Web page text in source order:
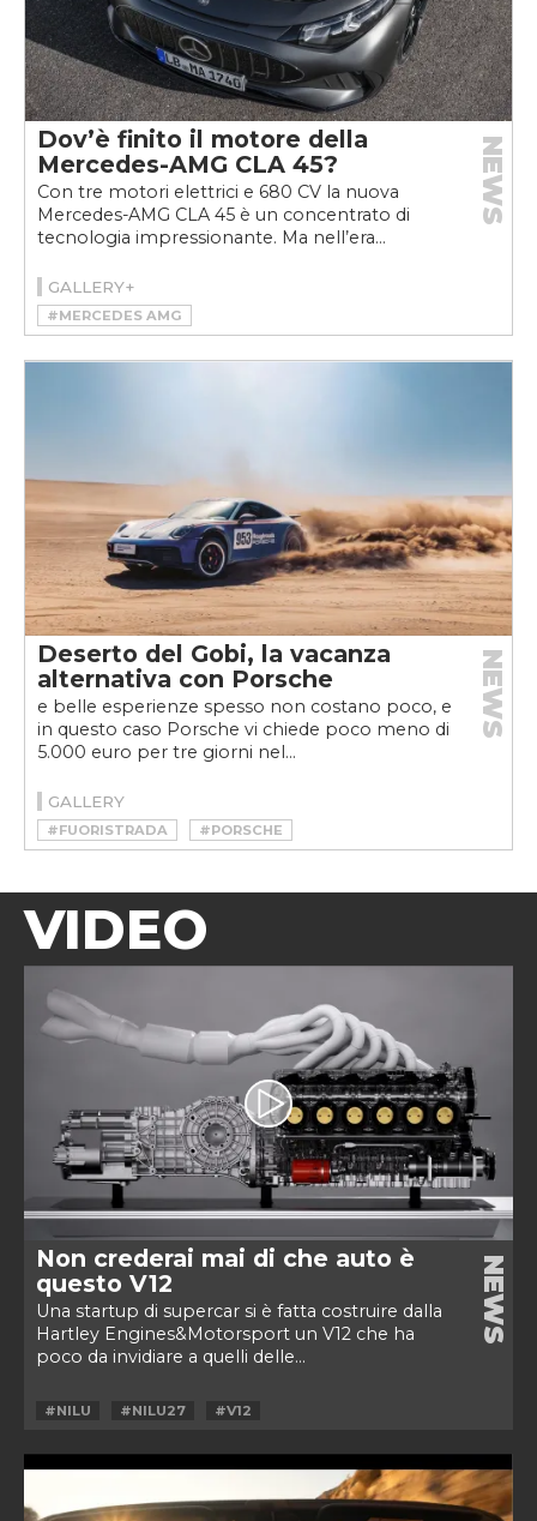
Dov’è finito il motore della
Mercedes-AMG CLA 45?
Con tre motori elettrici e 680 CV la nuova
Mercedes-AMG CLA 45 è un concentrato di
tecnologia impressionante. Ma nell’era...
NEWS
GALLERY+
#MERCEDES AMG
#MERCEDES-AMG CLA 45 4MATIC+
Deserto del Gobi, la vacanza
alternativa con Porsche
e belle esperienze spesso non costano poco, e
in questo caso Porsche vi chiede poco meno di
5.000 euro per tre giorni nel...
NEWS
GALLERY
#FUORISTRADA #PORSCHE
VIDEO
Non crederai mai di che auto è
questo V12
Una startup di supercar si è fatta costruire dalla
Hartley Engines&Motorsport un V12 che ha
poco da invidiare a quelli delle...
NEWS
#NILU #NILU27 #V12